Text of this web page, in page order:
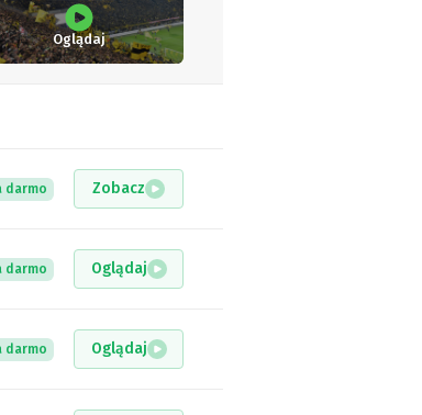
Oglądaj
darmo Zobacz
darmo Oglądaj
darmo Oglądaj